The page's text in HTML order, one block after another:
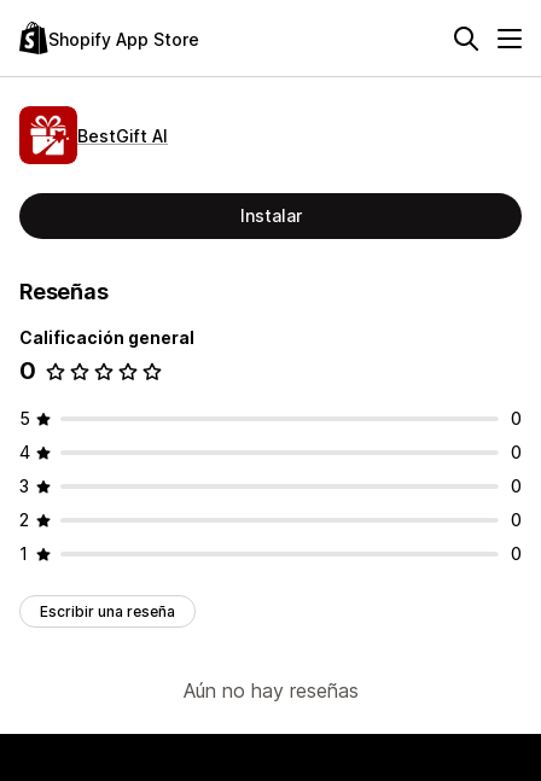
Shopify App Store
BestGift AI
Instalar
Reseñas
Calificación general
0
5
0
4
0
3
0
2
0
1
0
Escribir una reseña
Aún no hay reseñas